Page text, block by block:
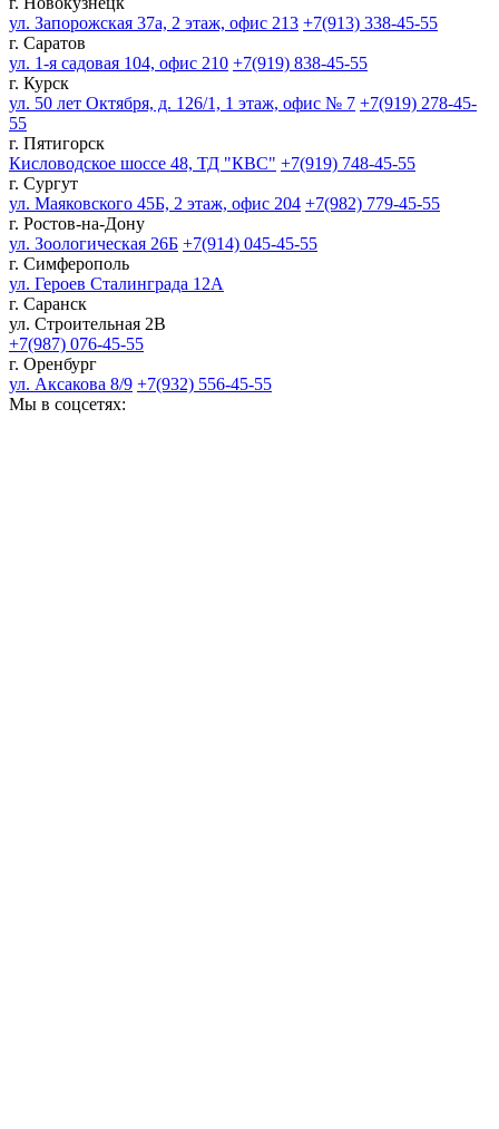
ул. Запорожская 37а, 2 этаж, офис 213 +7(913) 338-45-55
г. Саратов
ул. 1-я садовая 104, офис 210 +7(919) 838-45-55
г. Курск
ул. 50 лет Октября, д. 126/1, 1 этаж, офис № 7 +7(919) 278-45-
55
г. Пятигорск
Кисловодское шоссе 48, ТД "КВС" +7(919) 748-45-55
г. Сургут
ул. Маяковского 45Б, 2 этаж, офис 204 +7(982) 779-45-55
г. Ростов-на-Дону
ул. Зоологическая 26Б +7(914) 045-45-55
г. Симферополь
ул. Героев Сталинграда 12А
г. Саранск
ул. Строительная 2В
+7(987) 076-45-55
г. Оренбург
ул. Аксакова 8/9 +7(932) 556-45-55
Мы в соцсетях: